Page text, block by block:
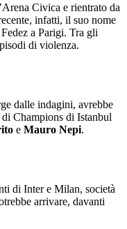
Civica e rientrato da
infatti, il suo nome
a Parigi. Tra gli
di violenza.
dalle indagini, avrebbe
Champions di Istanbul
e Mauro Nepi.
di Inter e Milan, società
arrivare, davanti